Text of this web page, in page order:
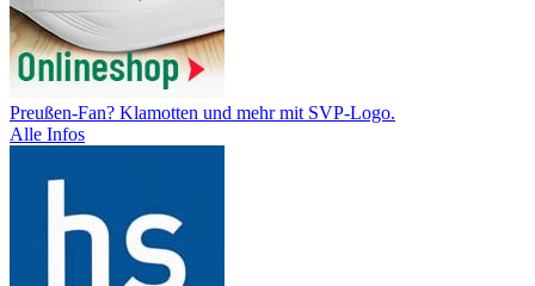
Preußen-Fan? Klamotten und mehr mit SVP-Logo.
Alle Infos